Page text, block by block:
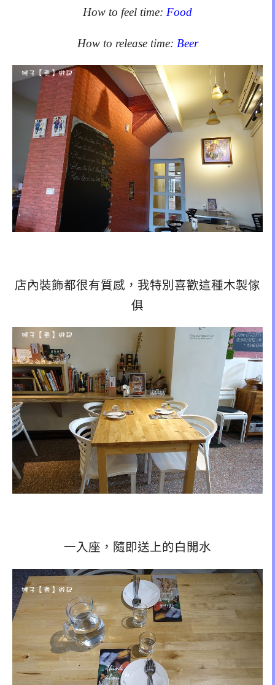
How to feel time: Food
How to release time: Beer
店內裝飾都很有質感，我特別喜歡這種木製傢
俱
一入座，隨即送上的白開水